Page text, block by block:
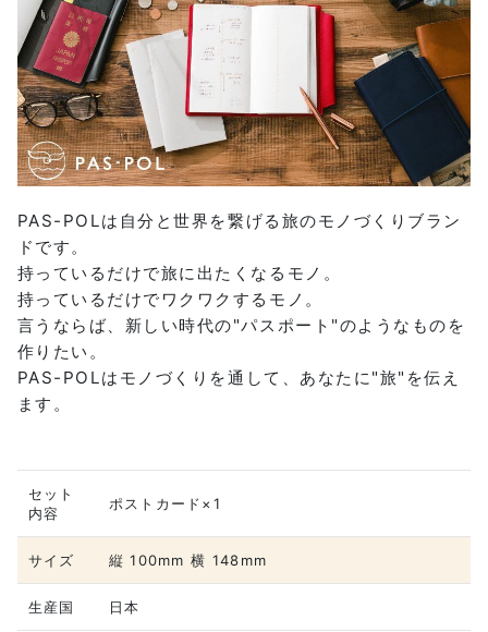
PAS-POLは自分と世界を繋げる旅のモノづくりブラン
ドです。
持っているだけで旅に出たくなるモノ。
持っているだけでワクワクするモノ。
言うならば、新しい時代の"パスポート"のようなものを
作りたい。
PAS-POLはモノづくりを通して、あなたに"旅"を伝え
ます。
セット
内容
ポストカード×1
サイズ 縦 100mm 横 148mm
生産国 日本